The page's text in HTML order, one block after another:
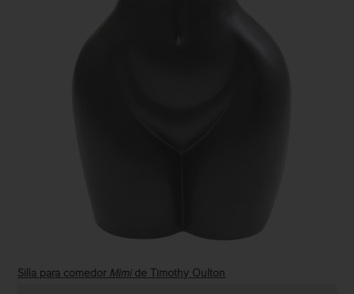
Silla para comedor Mimide Timothy Oulton